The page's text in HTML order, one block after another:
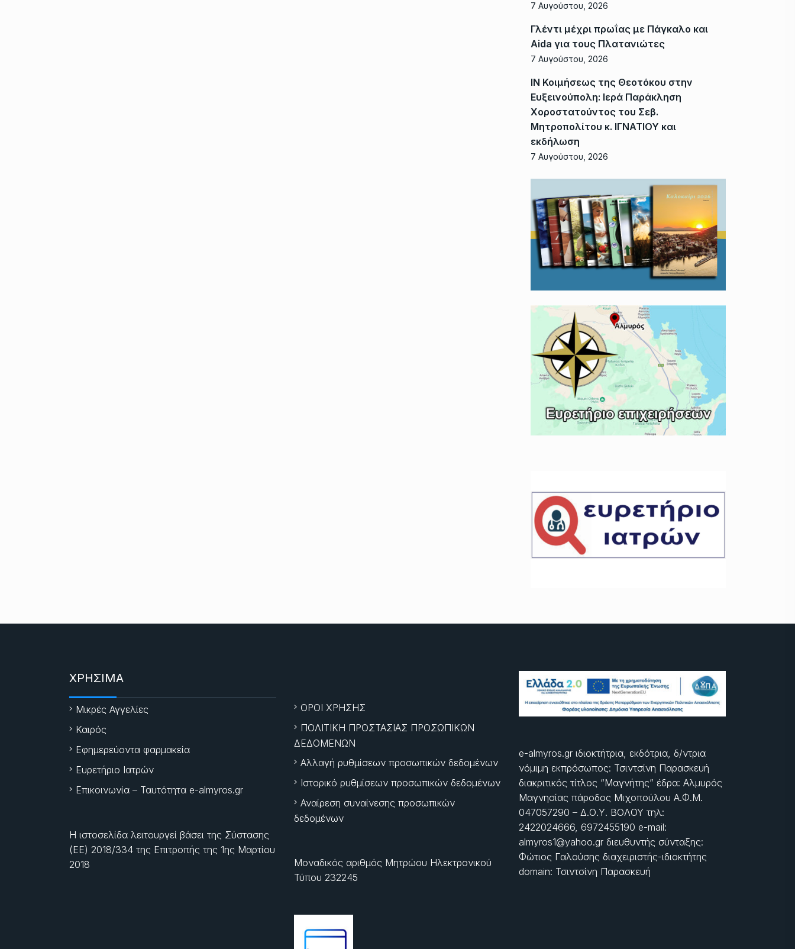
7 Αυγούστου, 2026
Γλέντι μέχρι πρωΐας με Πάγκαλο και
Aida για τους Πλατανιώτες
7 Αυγούστου, 2026
ΙΝ Κοιμήσεως της Θεοτόκου στην
Ευξεινούπολη: Ιερά Παράκληση
Χοροστατούντος του Σεβ.
Μητροπολίτου κ. ΙΓΝΑΤΙΟΥ και
εκδήλωση
7 Αυγούστου, 2026
ΧΡΗΣΙΜΑ
Μικρές Αγγελίες
Καιρός
Εφημερεύοντα φαρμακεία
Ευρετήριο Ιατρών
Επικοινωνία – Ταυτότητα e-almyros.gr
Η ιστοσελίδα λειτουργεί βάσει της Σύστασης
(ΕΕ) 2018/334 της Επιτροπής της 1ης Μαρτίου
2018
ΟΡΟΙ ΧΡΗΣΗΣ
ΠΟΛΙΤΙΚΗ ΠΡΟΣΤΑΣΙΑΣ ΠΡΟΣΩΠΙΚΩΝ
ΔΕΔΟΜΕΝΩΝ
Αλλαγή ρυθμίσεων προσωπικών δεδομένων
Ιστορικό ρυθμίσεων προσωπικών δεδομένων
Αναίρεση συναίνεσης προσωπικών
δεδομένων
Μοναδικός αριθμός Μητρώου Ηλεκτρονικού
Τύπου 232245
e-almyros.gr ιδιοκτήτρια, εκδότρια, δ/ντρια
νόμιμη εκπρόσωπος: Τσιντσίνη Παρασκευή
διακριτικός τίτλος “Μαγνήτης” έδρα: Αλμυρός
Μαγνησίας πάροδος Μιχοπούλου Α.Φ.Μ.
047057290 – Δ.Ο.Υ. ΒΟΛΟΥ τηλ:
2422024666, 6972455190 e-mail:
almyros1@yahoo.gr διευθυντής σύνταξης:
Φώτιος Γαλούσης διαχειριστής-ιδιοκτήτης
domain: Τσιντσίνη Παρασκευή